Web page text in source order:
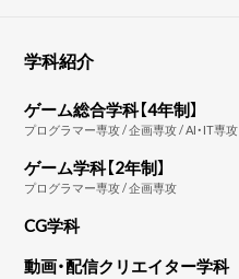
学科紹介
ゲーム総合学科【4年制】
プログラマー専攻 / 企画専攻 / AI・IT専攻
ゲーム学科【2年制】
プログラマー専攻 / 企画専攻
CG学科
動画・配信クリエイター学科